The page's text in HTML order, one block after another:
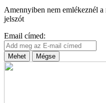
Amennyiben nem emlékeznél
jelszót
Email címed:
Mehet Mégse